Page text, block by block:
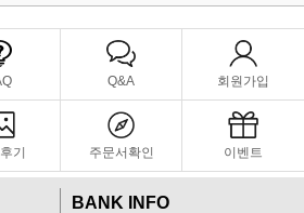
Q&A 회원가입
기 주문서확인 이벤트
BANK INFO